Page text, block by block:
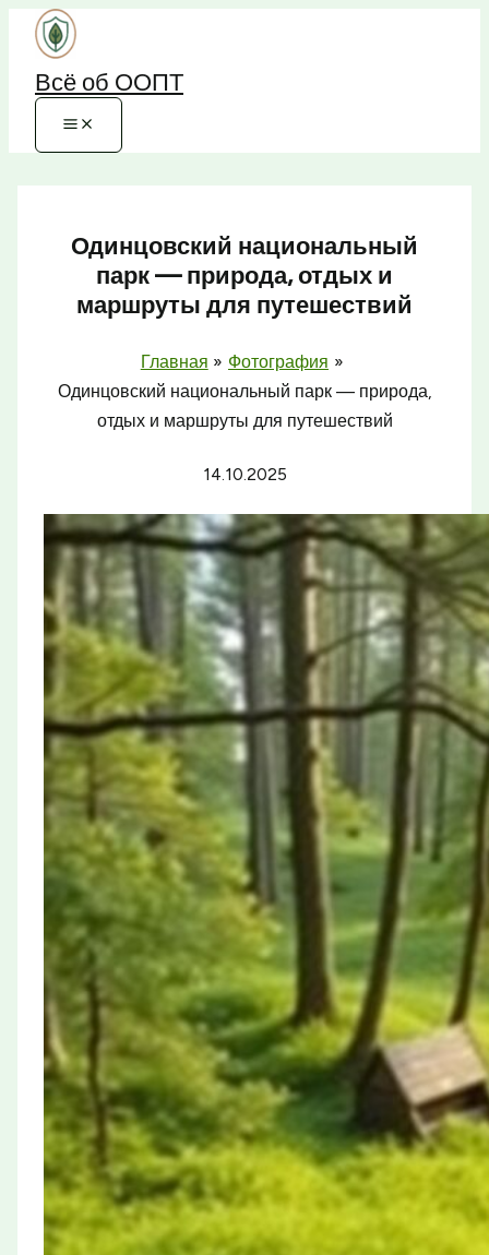
Перейти
содержимому
Всё об ООПТ
Одинцовский национальный
парк — природа, отдых и
маршруты для путешествий
Главная
Фотография
Одинцовский национальный парк — природа,
отдых и маршруты для путешествий
14.10.2025